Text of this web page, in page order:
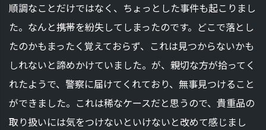
順調なことだけではなく、ちょっとした事件も起こりまし
た。なんと携帯を紛失してしまったのです。どこで落とし
たのかもまったく覚えておらず、これは見つからないかも
しれないと諦めかけていました。が、親切な方が拾ってく
れたようで、警察に届けてくれており、無事見つけること
ができました。これは稀なケースだと思うので、貴重品の
取り扱いには気をつけないといけないと改めて感じまし